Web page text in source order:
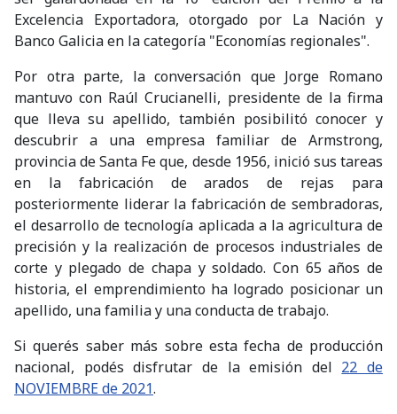
Excelencia Exportadora, otorgado por La Nación y
Banco Galicia en la categoría "Economías regionales".
Por otra parte, la conversación que Jorge Romano
mantuvo con Raúl Crucianelli, presidente de la firma
que lleva su apellido, también posibilitó conocer y
descubrir a una empresa familiar de Armstrong,
provincia de Santa Fe que, desde 1956, inició sus tareas
en la fabricación de arados de rejas para
posteriormente liderar la fabricación de sembradoras,
el desarrollo de tecnología aplicada a la agricultura de
precisión y la realización de procesos industriales de
corte y plegado de chapa y soldado. Con 65 años de
historia, el emprendimiento ha logrado posicionar un
apellido, una familia y una conducta de trabajo.
Si querés saber más sobre esta fecha de producción
nacional, podés disfrutar de la emisión del 22 de
NOVIEMBRE de 2021.